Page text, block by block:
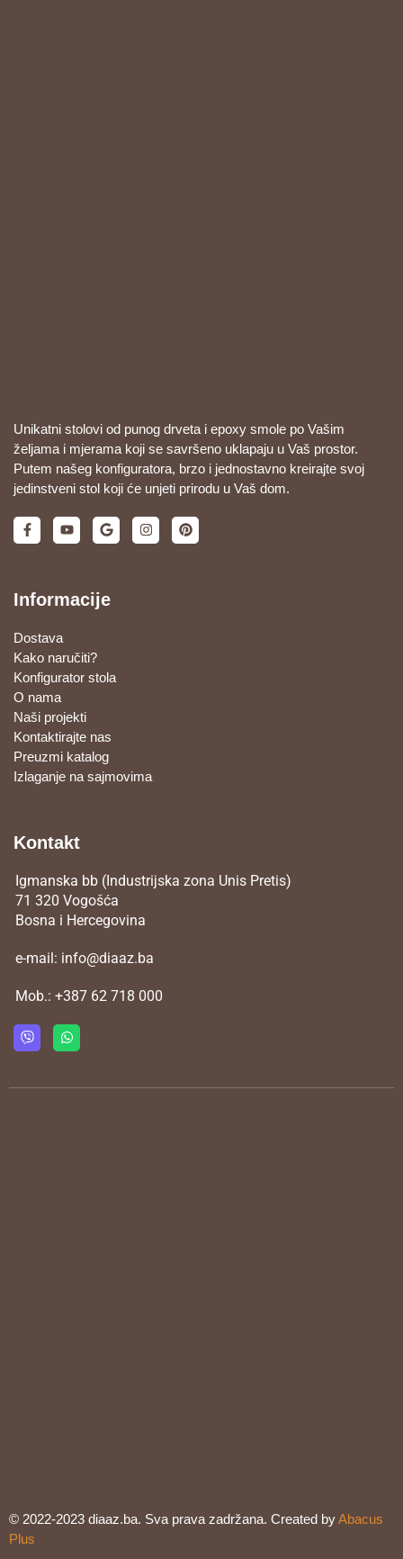
Unikatni stolovi od punog drveta i epoxy smole po Vašim
željama i mjerama koji se savršeno uklapaju u Vaš prostor.
Putem našeg konfiguratora, brzo i jednostavno kreirajte svoj
jedinstveni stol koji će unjeti prirodu u Vaš dom.
Informacije
Dostava
Kako naručiti?
Konfigurator stola
O nama
Naši projekti
Kontaktirajte nas
Preuzmi katalog
Izlaganje na sajmovima
Kontakt
Igmanska bb (Industrijska zona Unis Pretis)
71 320 Vogošća
Bosna i Hercegovina
e-mail: info@diaaz.ba
Mob.: +387 62 718 000
© 2022-2023 diaaz.ba. Sva prava zadržana. Created byAbacus
Plus